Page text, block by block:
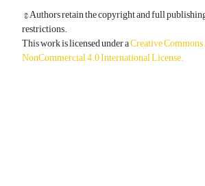
© Authors retain the copyright and full
restrictions.
This work is licensed under aCreative
NonCommercial 4.0 International License.